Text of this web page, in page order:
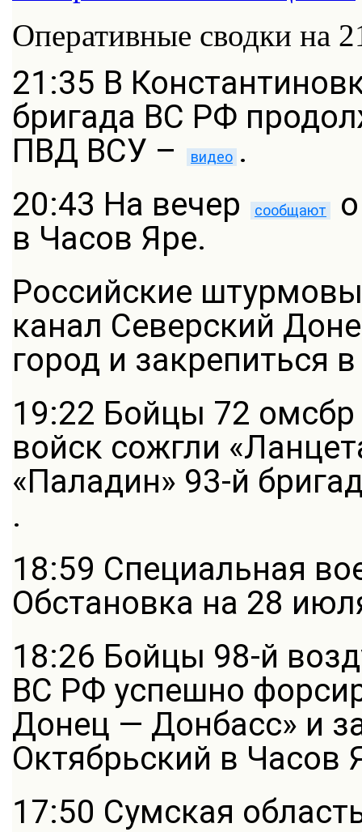
Оперативные сводки на
21:35 В
бригада ВС РФ
ПВД ВСУ –
видео .
20:43 На вечер
сообщают
в Часов Яре.
Российские
канал Северский
город и закрепиться
19:22 Бойцы 72
войск сожгли
«Паладин» 93-й
.
18:59 Специальная
Обстановка на 28
18:26 Бойцы 98-й
ВС РФ успешно
Донец — Донбасс» и
Октябрьский в Часов
17:50 Сумская